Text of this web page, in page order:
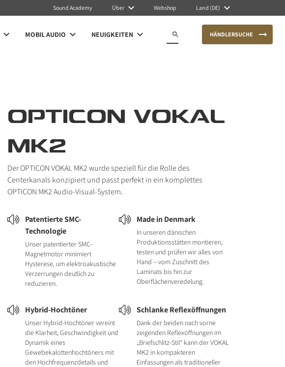
Sound Academy Über Webshop Land (DE)
MOBIL AUDIO NEUIGKEITEN HÄNDLERSUCHE
OPTICON VOKAL
MK2
Der OPTICON VOKAL MK2 wurde speziell für die Rolle des
Centerkanals konzipiert und passt perfekt in ein komplettes
OPTICON MK2 Audio-Visual-System.
Patentierte SMC-
Technologie
Unser patentierter SMC-
Magnetmotor minimiert
Hysterese, um elektroakustische
Verzerrungen deutlich zu
reduzieren.
Made in Denmark
In unseren dänischen
Produktionsstätten montieren,
testen und prüfen wir alles von
Hand – vom Zuschnitt des
Laminats bis hin zur
Oberflächenveredelung.
Hybrid-Hochtöner
Unser Hybrid-Hochtöner vereint
die Klarheit, Geschwindigkeit und
Dynamik eines
Gewebekalottenhochtöners mit
den Hochfrequenzdetails und
Schlanke Reflexöffnungen
Dank der beiden nach vorne
zeigenden Reflexöffnungen im
„Briefschlitz-Stil“ kann der VOKAL
MK2 in kompakteren
Einfassungen als traditioneller